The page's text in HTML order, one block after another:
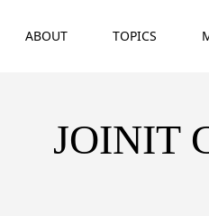
ABOUT TOPICS
JOINIT